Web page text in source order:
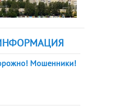
Мошенники!